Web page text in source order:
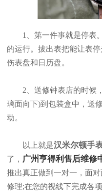
1、第一件事就是停表。
的运行。拔出表把能让表
伤表盘和日历盘。
2、送修钟表店的时候，
璃面向下)到包装盒中，送
动。
以上就是汉米尔顿手
了， 广州亨得利售后维修
推出真正做到一对一，面
修理;在您的视线下完成各